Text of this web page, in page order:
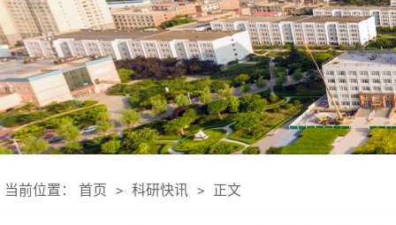
当前位置： 首页 > 科研快讯 > 正文